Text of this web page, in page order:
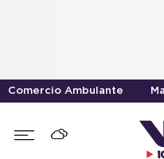
Comercio Ambulante